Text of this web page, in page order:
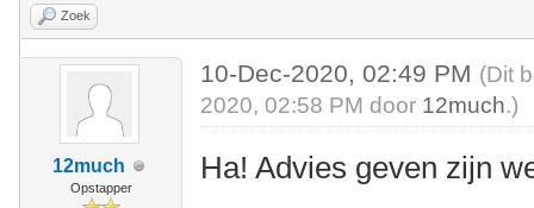
Zoek
12much
Opstapper
10-Dec-2020, 02:49 PM (Dit
2020, 02:58 PM door 12much.)
Ha! Advies geven zijn